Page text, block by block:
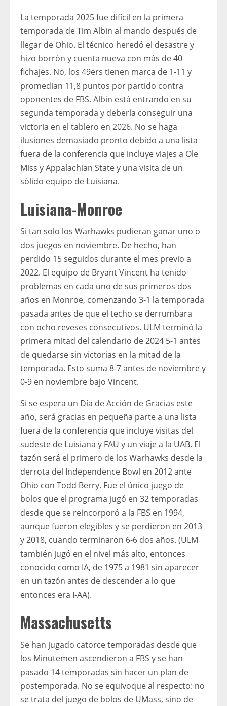
La temporada 2025 fue difícil en la primera
temporada de Tim Albin al mando después de
llegar de Ohio. El técnico heredó el desastre y
hizo borrón y cuenta nueva con más de 40
fichajes. No, los 49ers tienen marca de 1-11 y
promedian 11,8 puntos por partido contra
oponentes de FBS. Albin está entrando en su
segunda temporada y debería conseguir una
victoria en el tablero en 2026. No se haga
ilusiones demasiado pronto debido a una lista
fuera de la conferencia que incluye viajes a Ole
Miss y Appalachian State y una visita de un
sólido equipo de Luisiana.
Luisiana-Monroe
Si tan solo los Warhawks pudieran ganar uno o
dos juegos en noviembre. De hecho, han
perdido 15 seguidos durante el mes previo a
2022. El equipo de Bryant Vincent ha tenido
problemas en cada uno de sus primeros dos
años en Monroe, comenzando 3-1 la temporada
pasada antes de que el techo se derrumbara
con ocho reveses consecutivos. ULM terminó la
primera mitad del calendario de 2024 5-1 antes
de quedarse sin victorias en la mitad de la
temporada. Esto suma 8-7 antes de noviembre y
0-9 en noviembre bajo Vincent.
Si se espera un Día de Acción de Gracias este
año, será gracias en pequeña parte a una lista
fuera de la conferencia que incluye visitas del
sudeste de Luisiana y FAU y un viaje a la UAB. El
tazón será el primero de los Warhawks desde la
derrota del Independence Bowl en 2012 ante
Ohio con Todd Berry. Fue el único juego de
bolos que el programa jugó en 32 temporadas
desde que se reincorporó a la FBS en 1994,
aunque fueron elegibles y se perdieron en 2013
y 2018, cuando terminaron 6-6 dos años. (ULM
también jugó en el nivel más alto, entonces
conocido como IA, de 1975 a 1981 sin aparecer
en un tazón antes de descender a lo que
entonces era I-AA).
Massachusetts
Se han jugado catorce temporadas desde que
los Minutemen ascendieron a FBS y se han
pasado 14 temporadas sin hacer un plan de
postemporada. No se equivoque al respecto: no
se trata del juego de bolos de UMass, sino de